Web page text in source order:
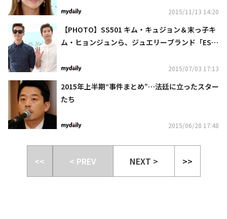
2015/11/13 14:20
【PHOTO】SS501 キム・キュジョン＆末っ子キ
ム・ヒョンジュンら、ジュエリーブランド「ES.D
2015/07/03 17:13
2015年上半期“事件まとめ”…法廷に立ったスター
たち
2015/06/28 17:48
<< < PREV NEXT > >>